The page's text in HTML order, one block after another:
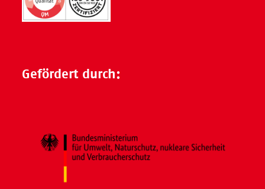
Gefördert durch: